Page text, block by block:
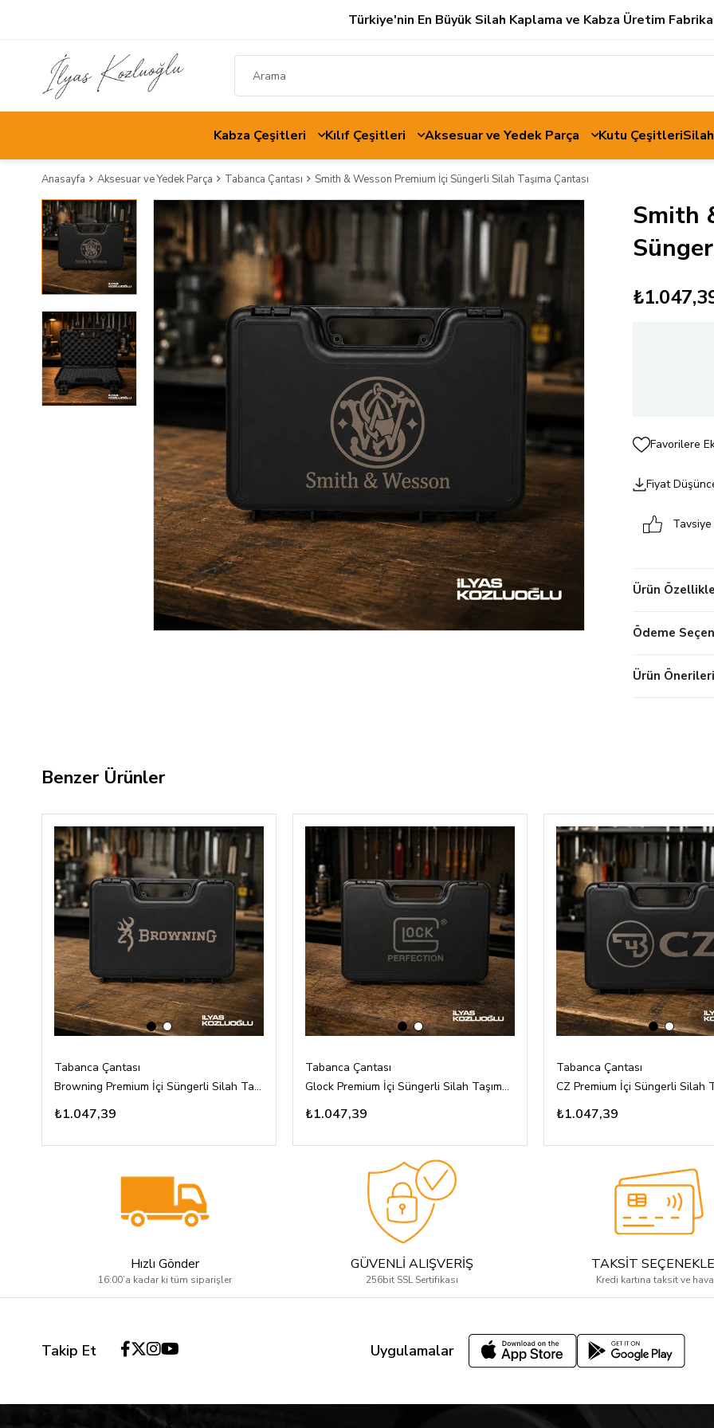
Türkiye'nin En Büyük Silah Kaplama ve Kabza Üretim
Kabza Çeşitleri Kılıf Çeşitleri Aksesuar ve Yedek Parça Kutu Çeşitleri
Anasayfa Aksesuar ve Yedek Parça Tabanca Çantası Smith & Wesson Premium İçi Süngerli Silah Taşıma Çantası
Smith
Favorilere
Fiyat
Ürün
Ödeme
Ürün Önerileri
Benzer Ürünler
Tabanca Çantası
Browning Premium İçi Süngerli Silah Taşıma Çantası
₺1.047,39
Tabanca Çantası
Glock Premium İçi Süngerli Silah Taşıma Çantası
₺1.047,39
Tabanca Çantası
₺1.047,39
Hızlı Gönder
16:00’a kadar ki tüm siparişler
GÜVENLİ ALIŞVERİŞ
256bit SSL Sertifikası
TAKSİT
Kredi kartına taksit ve
Takip Et Uygulamalar